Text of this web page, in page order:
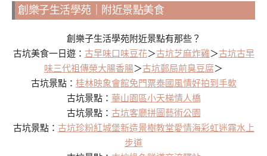
創樂子生活學苑｜附近景點美食
創樂子生活學苑附近景點有那些？
古坑美食一日遊： 古早味口味豆花＞古坑芝麻炸雞＞古坑古早
味三代祖傳榮大腸香腸＞古坑郵局前臭豆腐＞
古坑景點： 桂林映象會館免門票泰國風情好拍到手軟
古坑景點： 華山園區小天梯情人橋
古坑景點： 古坑客廳拼圖藝術公園
古坑景點： 古坑珍粉紅城堡新造景樹教堂愛情海彩虹迷霧水上
步道